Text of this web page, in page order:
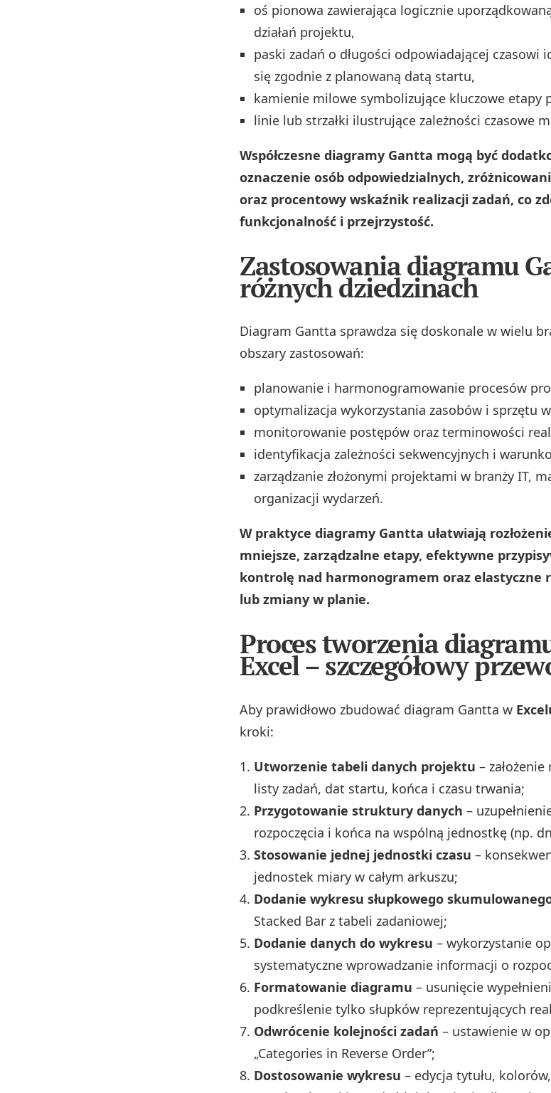
oś pionowa zawierająca logicznie
działań projektu,
paski zadań o długości odpowiadającej czasowi
się zgodnie z planowaną datą startu,
kamienie milowe symbolizujące kluczowe etapy
linie lub strzałki ilustrujące zależności czasowe
Współczesne diagramy Gantta mogą być
oznaczenie osób odpowiedzialnych,
oraz procentowy wskaźnik realizacji zadań, co
funkcjonalność i przejrzystość.
Zastosowania diagramu
różnych dziedzinach
Diagram Gantta sprawdza się doskonale w wielu
obszary zastosowań:
planowanie i harmonogramowanie procesów
optymalizacja wykorzystania zasobów i sprzętu
monitorowanie postępów oraz terminowości
identyfikacja zależności sekwencyjnych i
zarządzanie złożonymi projektami w branży IT,
organizacji wydarzeń.
W praktyce diagramy Gantta ułatwiają
mniejsze, zarządzalne etapy, efektywne
kontrolę nad harmonogramem oraz elastyczne
lub zmiany w planie.
Proces tworzenia
Excel – szczegółowy
Aby prawidłowo zbudować diagram Gantta w
kroki:
Utworzenie tabeli danych projektu –
listy zadań, dat startu, końca i czasu trwania;
Przygotowanie struktury danych –
rozpoczęcia i końca na wspólną jednostkę (np.
Stosowanie jednej jednostki czasu –
jednostek miary w całym arkuszu;
Dodanie wykresu słupkowego
Stacked Bar z tabeli zadaniowej;
Dodanie danych do wykresu – wykorzystanie
systematyczne wprowadzanie informacji o
Formatowanie diagramu – usunięcie
podkreślenie tylko słupków reprezentujących
Odwrócenie kolejności zadań – ustawienie w
„Categories in Reverse Order”;
Dostosowanie wykresu – edycja tytułu,